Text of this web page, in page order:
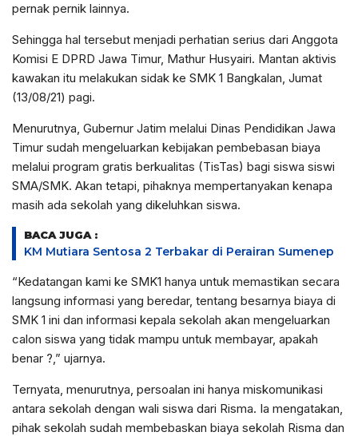
pernak pernik lainnya.
Sehingga hal tersebut menjadi perhatian serius dari Anggota
Komisi E DPRD Jawa Timur, Mathur Husyairi. Mantan aktivis
kawakan itu melakukan sidak ke SMK 1 Bangkalan, Jumat
(13/08/21) pagi.
Menurutnya, Gubernur Jatim melalui Dinas Pendidikan Jawa
Timur sudah mengeluarkan kebijakan pembebasan biaya
melalui program gratis berkualitas (TisTas) bagi siswa siswi
SMA/SMK. Akan tetapi, pihaknya mempertanyakan kenapa
masih ada sekolah yang dikeluhkan siswa.
BACA JUGA :
KM Mutiara Sentosa 2 Terbakar di Perairan Sumenep
“Kedatangan kami ke SMK1 hanya untuk memastikan secara
langsung informasi yang beredar, tentang besarnya biaya di
SMK 1 ini dan informasi kepala sekolah akan mengeluarkan
calon siswa yang tidak mampu untuk membayar, apakah
benar ?,” ujarnya.
Ternyata, menurutnya, persoalan ini hanya miskomunikasi
antara sekolah dengan wali siswa dari Risma. Ia mengatakan,
pihak sekolah sudah membebaskan biaya sekolah Risma dan